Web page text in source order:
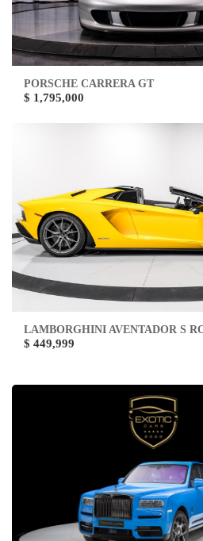
PORSCHE CARRERA GT
$ 1,795,000
LAMBORGHINI AVENTADOR S
$ 449,999